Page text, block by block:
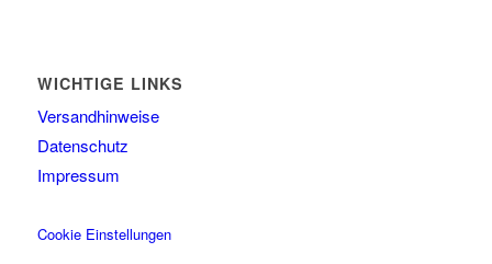
WICHTIGE LINKS
Versandhinweise
Datenschutz
Impressum
Cookie Einstellungen